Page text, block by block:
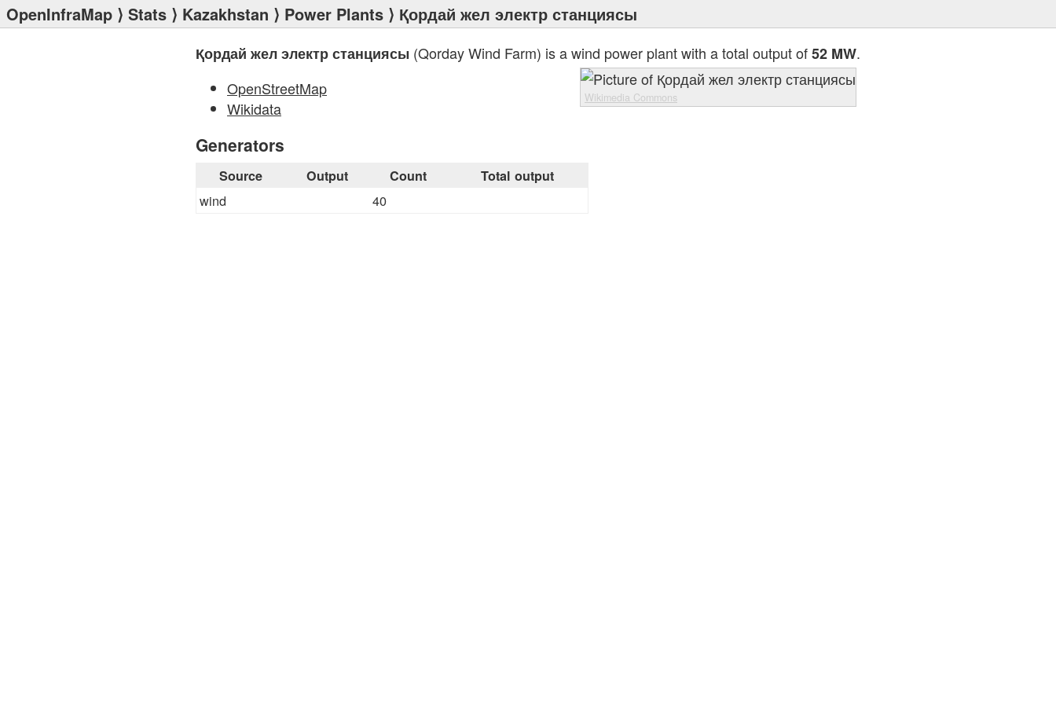
OpenInfraMap ⟩ Stats ⟩ Kazakhstan ⟩ Power Plants ⟩ Қордай жел электр станциясы
Қордай жел электр станциясы (Qorday Wind Farm) is a wind power plant with a total output of52 MW.
Wikimedia Commons
OpenStreetMap
Wikidata
Generators
Source Output Count Total output
wind 40